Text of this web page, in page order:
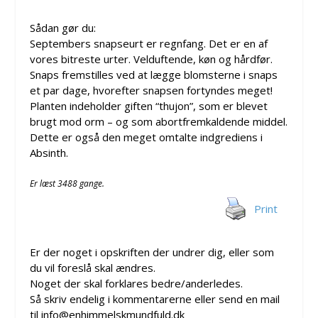
Sådan gør du:
Septembers snapseurt er regnfang. Det er en af
vores bitreste urter. Velduftende, køn og hårdfør.
Snaps fremstilles ved at lægge blomsterne i snaps
et par dage, hvorefter snapsen fortyndes meget!
Planten indeholder giften “thujon”, som er blevet
brugt mod orm – og som abortfremkaldende middel.
Dette er også den meget omtalte indgrediens i
Absinth.
Er læst 3488 gange.
Print
Er der noget i opskriften der undrer dig, eller som
du vil foreslå skal ændres.
Noget der skal forklares bedre/anderledes.
Så skriv endelig i kommentarerne eller send en mail
til info@enhimmelskmundfuld.dk